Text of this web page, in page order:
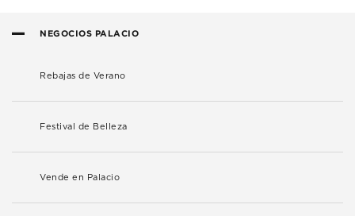
NEGOCIOS PALACIO
Rebajas de Verano
Festival de Belleza
Vende en Palacio